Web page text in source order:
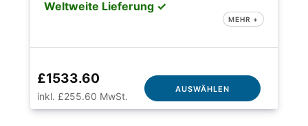
Weltweite Lieferung ✓
MEHR +
£1533.60
inkl. £255.60 MwSt.
AUSWÄHLEN